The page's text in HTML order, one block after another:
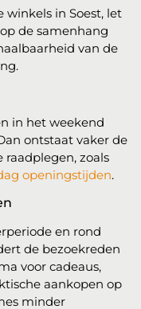
in Soest, let
de samenhang
van de
in het weekend
ontstaat vaker de
raadplegen, zoals
openingstijden.
en rond
de bezoekreden
voor cadeaus,
aankopen op
minder